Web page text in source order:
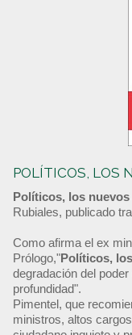
POLÍTICOS, LOS
Políticos, los nuevos
Rubiales, publicado
Como afirma el ex
Prólogo,"Políticos,
degradación del
profundidad".
Pimentel, que
ministros, altos